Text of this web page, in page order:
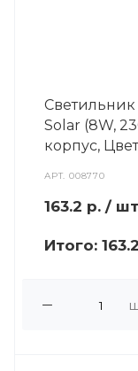
Solar (8W,
корпус,
АРТ.008770
163.2 р. / шт
Итого: